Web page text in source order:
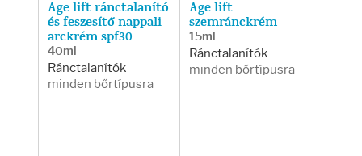
Age lift ránctalanító
és feszesítő nappali
arckrém spf30
40ml
Ránctalanítók
minden bőrtípusra
Age lift
szemránckrém
15ml
Ránctalanítók
minden bőrtípusra